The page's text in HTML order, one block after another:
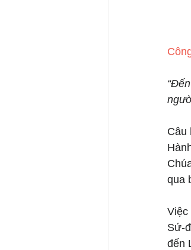
Câu
qua
Việc
Sứ-
đến